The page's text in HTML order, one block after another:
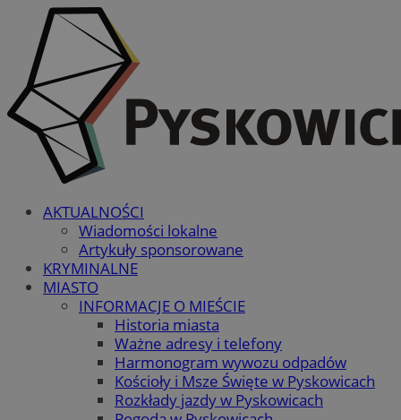
AKTUALNOŚCI
Wiadomości lokalne
Artykuły sponsorowane
KRYMINALNE
MIASTO
INFORMACJE O MIEŚCIE
Historia miasta
Ważne adresy i telefony
Harmonogram wywozu odpadów
Kościoły i Msze Święte w Pyskowicach
Rozkłady jazdy w Pyskowicach